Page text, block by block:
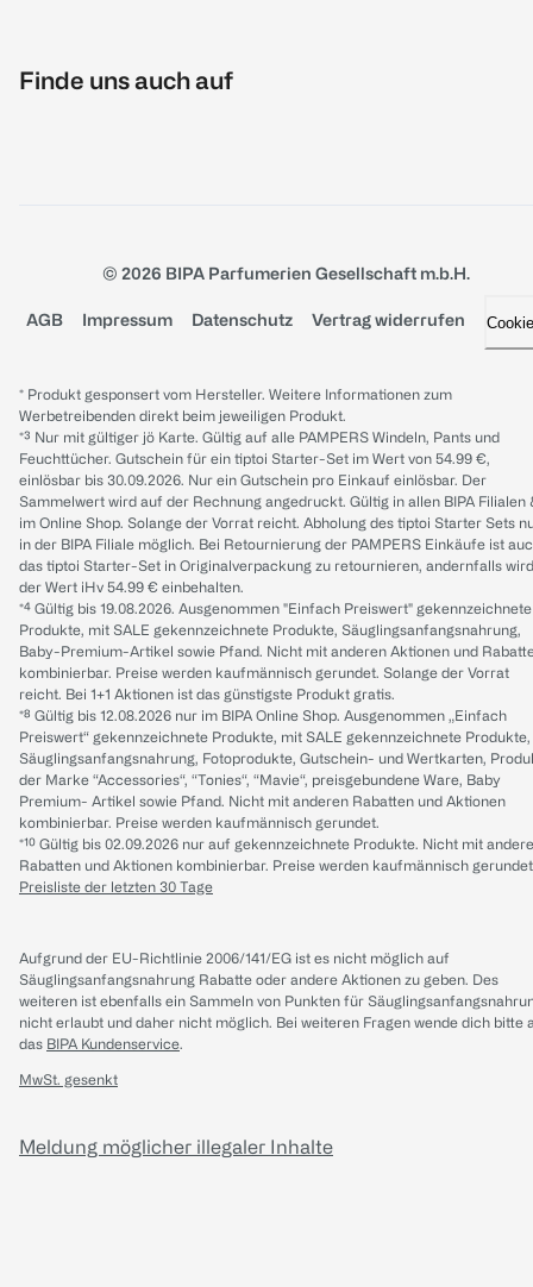
Finde uns auch auf
© 2026 BIPA Parfumerien Gesellschaft m.b.H.
AGB Impressum Datenschutz Vertrag widerrufen
* Produkt gesponsert vom Hersteller. Weitere Informationen zum
Werbetreibenden direkt beim jeweiligen Produkt.
*³ Nur mit gültiger jö Karte. Gültig auf alle PAMPERS Windeln, Pants und
Feuchttücher. Gutschein für ein tiptoi Starter-Set im Wert von 54.99 €,
einlösbar bis 30.09.2026. Nur ein Gutschein pro Einkauf einlösbar. Der
Sammelwert wird auf der Rechnung angedruckt. Gültig in allen BIPA Filialen
im Online Shop. Solange der Vorrat reicht. Abholung des tiptoi Starter Sets
in der BIPA Filiale möglich. Bei Retournierung der PAMPERS Einkäufe ist
das tiptoi Starter-Set in Originalverpackung zu retournieren, andernfalls wird
der Wert iHv 54.99 € einbehalten.
*⁴ Gültig bis 19.08.2026. Ausgenommen "Einfach Preiswert" gekennzeichnete
Produkte, mit SALE gekennzeichnete Produkte, Säuglingsanfangsnahrung,
Baby-Premium-Artikel sowie Pfand. Nicht mit anderen Aktionen und
kombinierbar. Preise werden kaufmännisch gerundet. Solange der Vorrat
reicht. Bei 1+1 Aktionen ist das günstigste Produkt gratis.
*⁸ Gültig bis 12.08.2026 nur im BIPA Online Shop. Ausgenommen „Einfach
Preiswert“ gekennzeichnete Produkte, mit SALE gekennzeichnete Produkte,
Säuglingsanfangsnahrung, Fotoprodukte, Gutschein- und Wertkarten,
der Marke “Accessories“, “Tonies“, “Mavie“, preisgebundene Ware, Baby
Premium- Artikel sowie Pfand. Nicht mit anderen Rabatten und Aktionen
kombinierbar. Preise werden kaufmännisch gerundet.
*¹⁰ Gültig bis 02.09.2026 nur auf gekennzeichnete Produkte. Nicht mit
Rabatten und Aktionen kombinierbar. Preise werden kaufmännisch
Preisliste der letzten 30 Tage
Aufgrund der EU-Richtlinie 2006/141/EG ist es nicht möglich auf
Säuglingsanfangsnahrung Rabatte oder andere Aktionen zu geben. Des
weiteren ist ebenfalls ein Sammeln von Punkten für
nicht erlaubt und daher nicht möglich. Bei weiteren Fragen wende dich bitte
das BIPA Kundenservice.
MwSt. gesenkt
Meldung möglicher illegaler Inhalte